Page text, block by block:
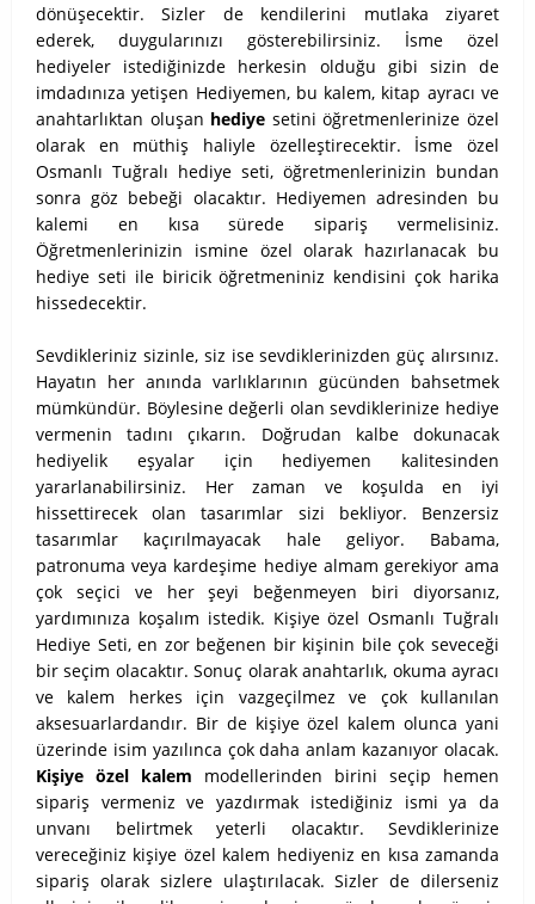
dönüşecektir. Sizler de kendilerini mutlaka ziyaret
ederek, duygularınızı gösterebilirsiniz. İsme özel
hediyeler istediğinizde herkesin olduğu gibi sizin de
imdadınıza yetişen Hediyemen, bu kalem, kitap ayracı ve
anahtarlıktan oluşan hediye setini öğretmenlerinize özel
olarak en müthiş haliyle özelleştirecektir. İsme özel
Osmanlı Tuğralı hediye seti, öğretmenlerinizin bundan
sonra göz bebeği olacaktır. Hediyemen adresinden bu
kalemi en kısa sürede sipariş vermelisiniz.
Öğretmenlerinizin ismine özel olarak hazırlanacak bu
hediye seti ile biricik öğretmeniniz kendisini çok harika
hissedecektir.
Sevdikleriniz sizinle, siz ise sevdiklerinizden güç alırsınız.
Hayatın her anında varlıklarının gücünden bahsetmek
mümkündür. Böylesine değerli olan sevdiklerinize hediye
vermenin tadını çıkarın. Doğrudan kalbe dokunacak
hediyelik eşyalar için hediyemen kalitesinden
yararlanabilirsiniz. Her zaman ve koşulda en iyi
hissettirecek olan tasarımlar sizi bekliyor. Benzersiz
tasarımlar kaçırılmayacak hale geliyor. Babama,
patronuma veya kardeşime hediye almam gerekiyor ama
çok seçici ve her şeyi beğenmeyen biri diyorsanız,
yardımınıza koşalım istedik. Kişiye özel Osmanlı Tuğralı
Hediye Seti, en zor beğenen bir kişinin bile çok seveceği
bir seçim olacaktır. Sonuç olarak anahtarlık, okuma ayracı
ve kalem herkes için vazgeçilmez ve çok kullanılan
aksesuarlardandır. Bir de kişiye özel kalem olunca yani
üzerinde isim yazılınca çok daha anlam kazanıyor olacak.
Kişiye özel kalem modellerinden birini seçip hemen
sipariş vermeniz ve yazdırmak istediğiniz ismi ya da
unvanı belirtmek yeterli olacaktır. Sevdiklerinize
vereceğiniz kişiye özel kalem hediyeniz en kısa zamanda
sipariş olarak sizlere ulaştırılacak. Sizler de dilerseniz